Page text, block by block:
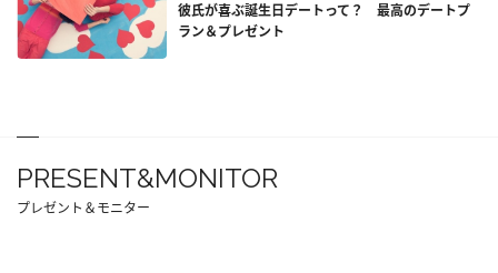
彼氏が喜ぶ誕生日デートって？ 最高のデートプ
ラン＆プレゼント
PRESENT&MONITOR
プレゼント＆モニター